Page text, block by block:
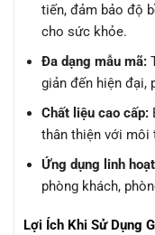
tiến, đảm bảo độ
cho sức khỏe.
Đa dạng mẫu mã:
giản đến hiện đại,
Chất liệu cao cấp:
thân thiện với môi
Ứng dụng linh
phòng khách,
Lợi Ích Khi Sử Dụng